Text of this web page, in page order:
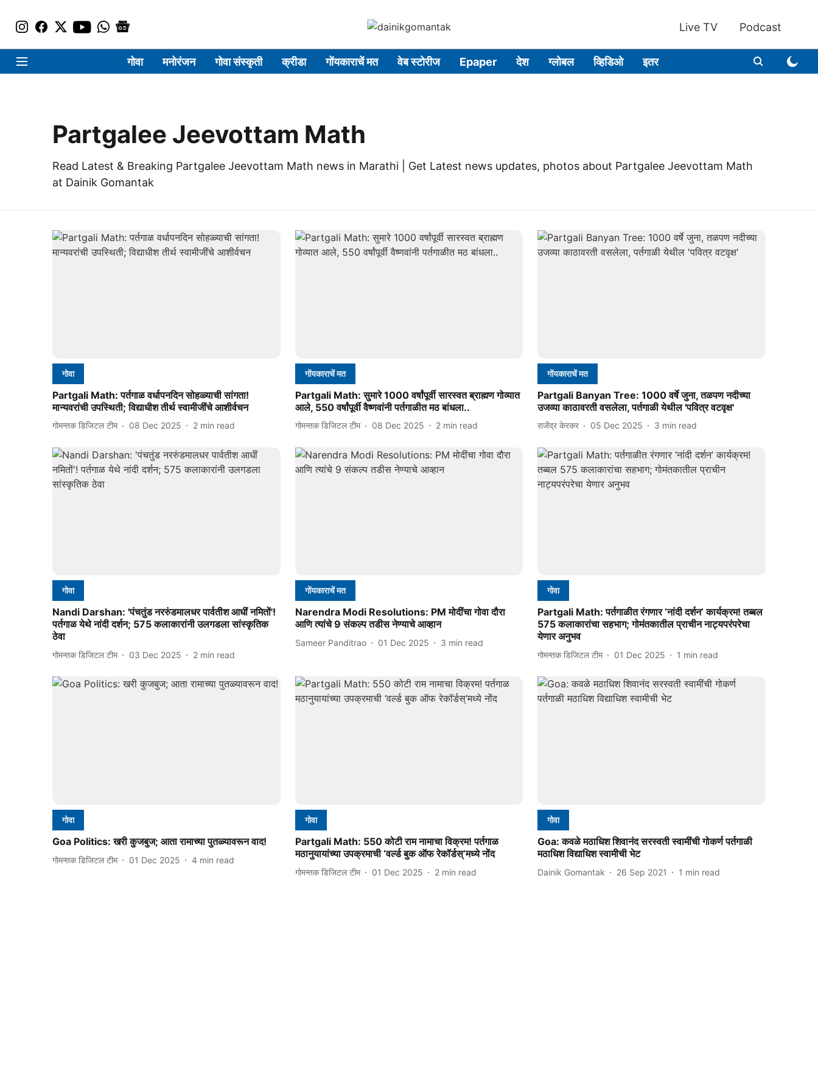
Live TV Podcast
गोवा मनोरंजन गोवा संस्कृती क्रीडा गोंयकाराचें मत वेब स्टोरीज Epaper देश ग्लोबल व्हिडिओ इतर
Partgalee Jeevottam Math
Read Latest & Breaking Partgalee Jeevottam Math news in Marathi | Get Latest news updates, photos about Partgalee Jeevottam Math
at Dainik Gomantak
गोवा
Partgali Math: पर्तगाळ वर्धापनदिन सोहळ्याची सांगता!
मान्यवरांची उपस्थिती; विद्याधीश तीर्थ स्वामीजींचे आशीर्वचन
गोमन्तक डिजिटल टीम 08 Dec 2025 2 min read
गोंयकाराचें मत
Partgali Math: सुमारे 1000 वर्षांपूर्वी सारस्वत ब्राह्मण गोव्यात
आले, 550 वर्षांपूर्वी वैष्णवांनी पर्तगाळीत मठ बांधला..
गोमन्तक डिजिटल टीम 08 Dec 2025 2 min read
गोंयकाराचें मत
Partgali Banyan Tree: 1000 वर्षे जुना, तळपण नदीच्या
उजव्या काठावरती वसलेला, पर्तगाळी येथील 'पवित्र वटवृक्ष'
राजेंद्र केरकर 05 Dec 2025 3 min read
गोवा
Nandi Darshan: 'पंचतुंड नररुंडमालधर पार्वतीश आधीं नमितों'!
पर्तगाळ येथे नांदी दर्शन; 575 कलाकारांनी उलगडला सांस्कृतिक
ठेवा
गोमन्तक डिजिटल टीम 03 Dec 2025 2 min read
गोंयकाराचें मत
Narendra Modi Resolutions: PM मोदींचा गोवा दौरा
आणि त्यांचे 9 संकल्प तडीस नेण्याचे आव्हान
Sameer Panditrao 01 Dec 2025 3 min read
गोवा
Partgali Math: पर्तगाळीत रंगणार ‘नांदी दर्शन’ कार्यक्रम! तब्बल
575 कलाकारांचा सहभाग; गोमंतकातील प्राचीन नाट्यपरंपरेचा
येणार अनुभव
गोमन्तक डिजिटल टीम 01 Dec 2025 1 min read
गोवा
Goa Politics: खरी कुजबुज; आता रामाच्या पुतळ्यावरून वाद!
गोमन्तक डिजिटल टीम 01 Dec 2025 4 min read
गोवा
Partgali Math: 550 कोटी राम नामाचा विक्रम! पर्तगाळ
मठानुयायांच्या उपक्रमाची ‘वर्ल्ड बुक ऑफ रेकॉर्डस्‌’मध्ये नोंद
गोमन्तक डिजिटल टीम 01 Dec 2025 2 min read
गोवा
Goa: कवळे मठाधिश शिवानंद सरस्वती स्वामींची गोकर्ण पर्तगाळी
मठाधिश विद्याधिश स्वामीची भेट
Dainik Gomantak 26 Sep 2021 1 min read